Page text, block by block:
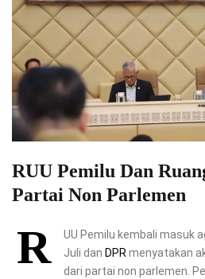
RUU Pemilu Dan
Partai Non Parlemen
R
UU Pemilu kembali masuk
Juli dan DPR menyatakan
dari partai non parlemen.